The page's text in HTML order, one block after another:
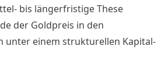
bis längerfristige These
der Goldpreis in den
unter einem strukturellen Kapital-